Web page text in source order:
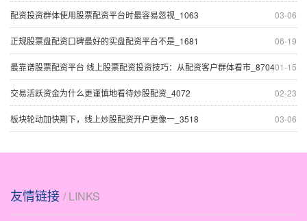
03-06
配资投资群体使用股票配资平台时最容易忽视_1063
06-19
正规股票盘配资口碑最好的实盘配资平台不是_1681
01-15
最靠谱股票配资平台 线上股票配资投资技巧：从配资客户群体看市_8704
02-23
交易活跃资金为什么更谨慎地看待炒股配资_4072
03-06
板块轮动加快期下，线上炒股配资开户更像一_3518
友情链接 / LINKS